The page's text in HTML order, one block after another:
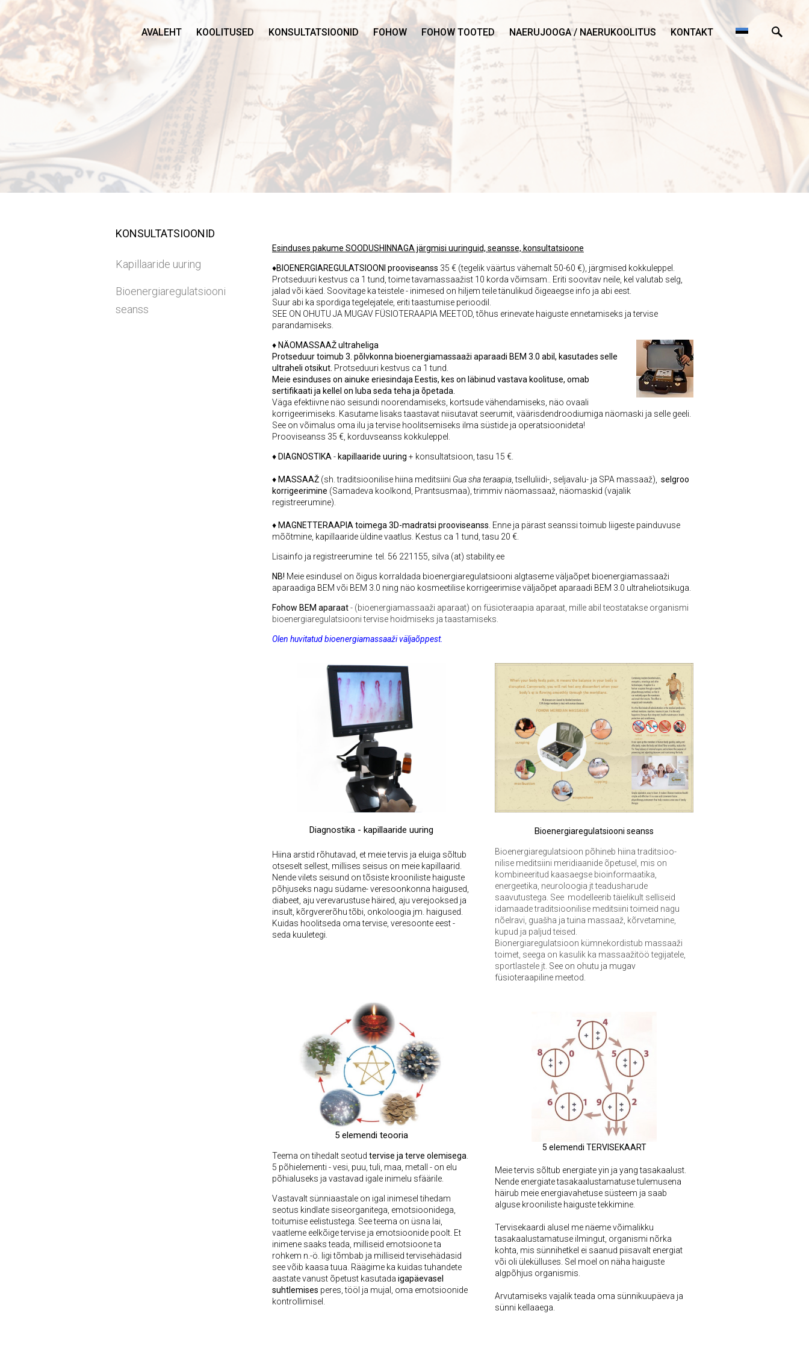
AVALEHT KOOLITUSED KONSULTATSIOONID FOHOW FOHOW TOOTED NAERUJOOGA / NAERUKOOLITUS KONTAKT
KONSULTATSIOONID
Kapillaaride uuring
Bioenergiaregulatsiooni
seanss
Esinduses pakume SOODUSHINNAGA järgmisi uuringuid, seansse, konsultatsioone
♦BIOENERGIAREGULATSIOONI prooviseanss 35 € (tegelik väärtus vähemalt 50-60 €), järgmised kokkuleppel.
Protseduuri kestvus ca 1 tund, toime tavamassaažist 10 korda võimsam.. Eriti soovitav neile, kel valutab selg,
jalad või käed. Soovitage ka teistele - inimesed on hiljem teile tänulikud õigeaegse info ja abi eest.
Suur abi ka spordiga tegelejatele, eriti taastumise perioodil.
SEE ON OHUTU JA MUGAV FÜSIOTERAAPIA MEETOD, tõhus erinevate haiguste ennetamiseks ja tervise
parandamiseks.
♦ NÄOMASSAAŽ ultraheliga
Protseduur toimub 3. põlvkonna bioenergiamassaaži aparaadi BEM 3.0 abil, kasutades selle
ultraheli otsikut Protseduuri kestvus ca 1 tund.
Meie esinduses on ainuke eriesindaja Eestis, kes on läbinud vastava koolituse, omab
sertifikaati ja kellel on luba seda teha ja õpetada.
Väga efektiivne näo seisundi noorendamiseks, kortsude vähendamiseks, näo ovaali
korrigeerimiseks. Kasutame lisaks taastavat niisutavat seerumit, väärisdendroodiumiga näomaski ja selle geeli.
See on võimalus oma ilu ja tervise hoolitsemiseks ilma süstide ja operatsioonideta!
Prooviseanss 35 €, korduvseanss kokkuleppel.
♦ DIAGNOSTIKA - kapillaaride uuring + konsultatsioon, tasu 15 €.
♦ MASSAAŽ (sh. traditsioonilise hiina meditsiini Gua sha teraapia , tselluliidi-, seljavalu- ja SPA massaaž), selgroo
korrigeerimine (Samadeva koolkond, Prantsusmaa), trimmiv näomassaaž, näomaskid (vajalik
registreerumine).
♦ MAGNETTERAAPIA toimega 3D-madratsi prooviseanss . Enne ja pärast seanssi toimub liigeste painduvuse
mõõtmine, kapillaaride üldine vaatlus. Kestus ca 1 tund, tasu 20 €.
Lisainfo ja registreerumine tel. 56 221155, silva (at) stability.ee
NB! Meie esindusel on õigus korraldada bioenergiaregulatsiooni algtaseme väljaõpet bioenergiamassaaži
aparaadiga BEM või BEM 3.0 ning näo kosmeetilise korrigeerimise väljaõpet aparaadi BEM 3.0 ultraheliotsikuga.
Fohow BEM aparaat- (bioenergiamassaaži aparaat) on füsioteraapia aparaat, mille abil teostatakse organismi
bioenergiaregulatsiooni tervise hoidmiseks ja taastamiseks.
Olen huvitatud bioenergiamassaaži väljaõppest.
Diagnostika - kapillaaride uuring
Hiina arstid rõhutavad, et meie tervis ja eluiga sõltub
otseselt sellest, millises seisus on meie kapillaarid.
Nende vilets seisund on tõsiste krooniliste haiguste
põhjuseks nagu südame- veresoonkonna haigused,
diabeet, aju verevarustuse häired, aju verejooksed ja
insult, kõrgvererõhu tõbi, onkoloogia jm. haigused.
Kuidas hoolitseda oma tervise, veresoonte eest -
seda kuuletegi.
5 elemendi teooria
Teema on tihedalt seotud tervise ja terve olemisega
5 põhielementi - vesi, puu, tuli, maa, metall - on elu
põhialuseks ja vastavad igale inimelu sfäärile.
Vastavalt sünniaastale on igal inimesel tihedam
seotus kindlate siseorganitega, emotsioonidega,
toitumise eelistustega. See teema on üsna lai,
vaatleme eelkõige tervise ja emotsioonide poolt. Et
inimene saaks teada, milliseid emotsioone ta
rohkem n.-ö. ligi tõmbab ja milliseid tervisehädasid
see võib kaasa tuua. Räägime ka kuidas tuhandete
aastate vanust õpetust kasutada igapäevasel
suhtlemises peres, tööl ja mujal, oma emotsioonide
kontrollimisel.
Bioenergiaregulatsiooni seanss
Bioenergiaregulatsioon põhineb hiina traditsioo-
nilise meditsiini meridiaanide õpetusel, mis on
kombineeritud kaasaegse bioinformaatika,
energeetika, neuroloogia jt teadusharude
saavutustega. See modelleerib täielikult selliseid
idamaade traditsioonilise meditsiini toimeid nagu
nõelravi, guašha ja tuina massaaž, kõrvetamine,
kupud ja paljud teised.
Bionergiaregulatsioon kümnekordistub massaaži
toimet, seega on kasulik ka massaažitöö tegijatele,
sportlastele jt. See on ohutu ja mugav
füsioteraapiline meetod.
5 elemendi TERVISEKAART
Meie tervis sõltub energiate yin ja yang tasakaalust.
Nende energiate tasakaalustamatuse tulemusena
häirub meie energiavahetuse süsteem ja saab
alguse krooniliste haiguste tekkimine.
Tervisekaardi alusel me näeme võimalikku
tasakaalustamatuse ilmingut, organismi nõrka
kohta, mis sünnihetkel ei saanud piisavalt energiat
või oli ülekülluses. Sel moel on näha haiguste
algpõhjus organismis.
Arvutamiseks vajalik teada oma sünnikuupäeva ja
sünni kellaaega.